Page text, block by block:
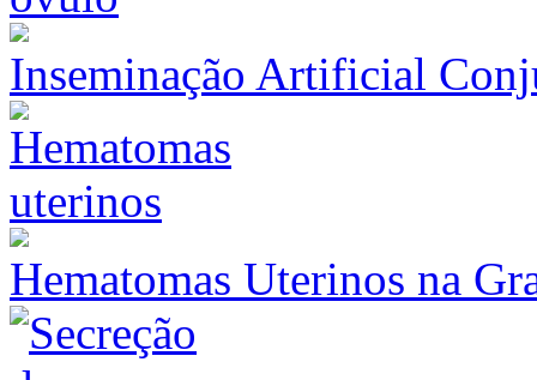
Inseminação Artificial
Hematomas Uterinos na